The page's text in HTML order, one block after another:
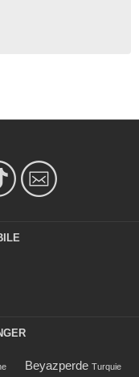
Beyazperde Turquie